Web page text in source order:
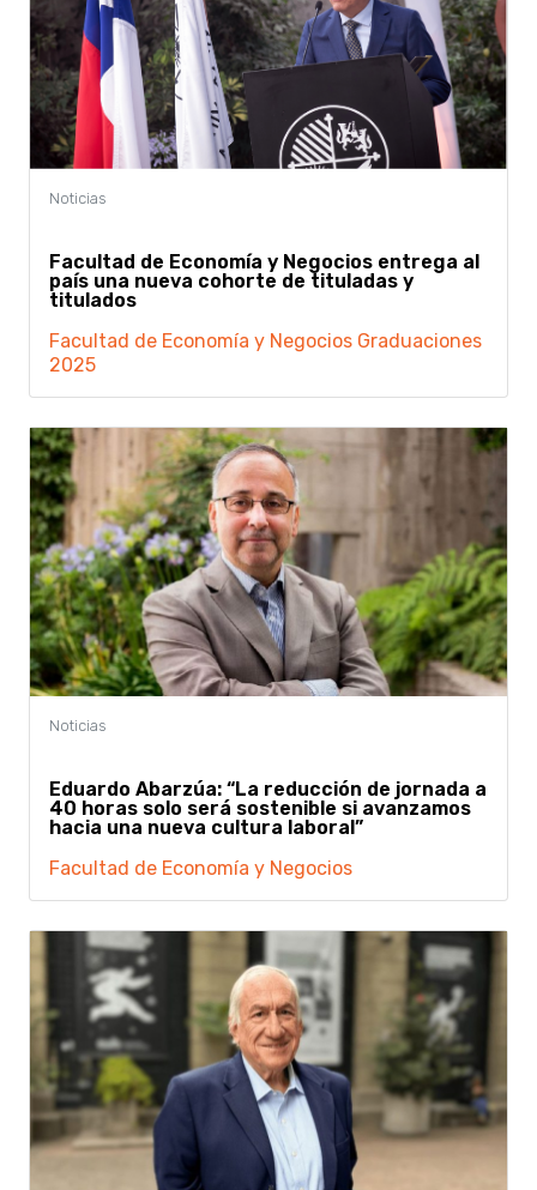
Facultad de Economía y Negocios entrega al
país una nueva cohorte de tituladas y
titulados
Facultad de Economía y Negocios Graduaciones
2025
Eduardo Abarzúa: “La reducción de jornada a
40 horas solo será sostenible si avanzamos
hacia una nueva cultura laboral”
Facultad de Economía y Negocios